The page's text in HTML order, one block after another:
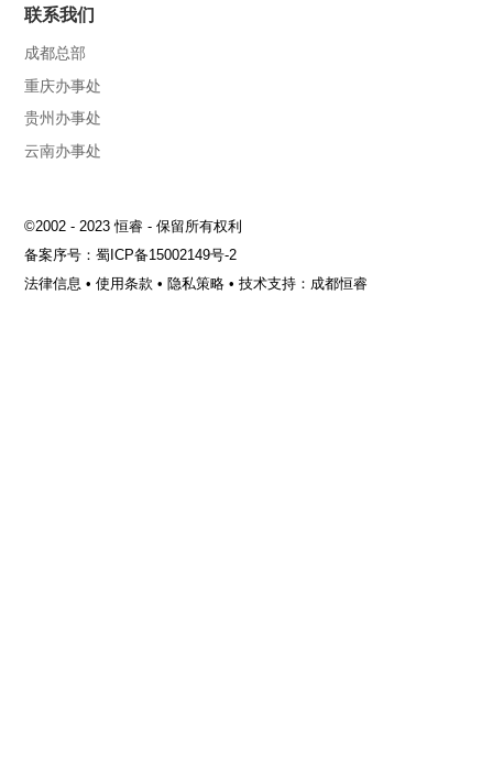
联系我们
成都总部
重庆办事处
贵州办事处
云南办事处
©2002 - 2023 恒睿 - 保留所有权利
备案序号：蜀ICP备15002149号-2
法律信息 •使用条款 •隐私策略 •技术支持：成都恒睿